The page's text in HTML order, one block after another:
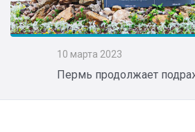
10 марта 2023
Пермь продолжает